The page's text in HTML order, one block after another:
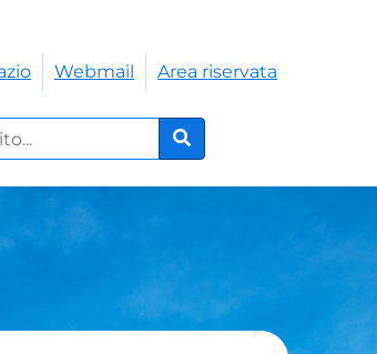
Webmail Area riservata
Cerca